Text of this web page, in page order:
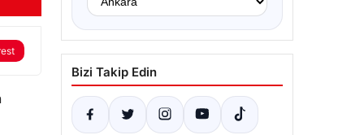
Bizi Takip Edin